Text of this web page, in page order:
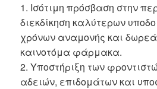
1. Ισότιμη πρόσβαση στην
διεκδίκηση καλύτερων
χρόνων αναμονής και
καινοτόμα φάρμακα.
2. Υποστήριξη των
αδειών, επιδομάτων και